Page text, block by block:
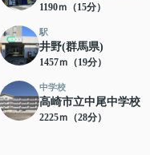
1190ｍ（15分）
駅
井野(群馬県)
1457ｍ（19分）
中学校
高崎市立中尾中学校
2225ｍ（28分）